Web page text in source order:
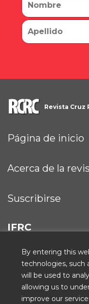
By entering this
technologies, such
will be used to
allowing us to
improve our
Revista Cruz
Página de inicio
Acerca de la
Suscribirse
IFRC
ICRC